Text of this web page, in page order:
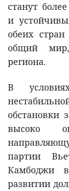
станут
и
обеих
общий
региона.
В
обстановки
высоко
партии
Камбоджи
развитии